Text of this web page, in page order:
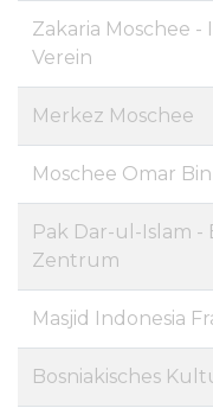
Zakaria Moschee -
Verein
Merkez Moschee
Moschee Omar
Pak Dar-ul-Islam -
Zentrum
Masjid Indonesia
Bosniakisches